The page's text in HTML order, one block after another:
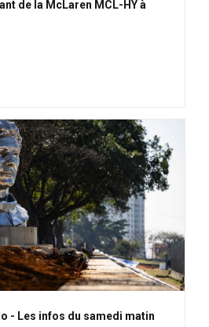
de la McLaren MCL-HY à
- Les infos du samedi matin